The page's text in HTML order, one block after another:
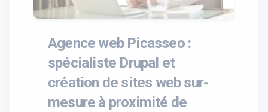
Agence web Picasseo :
spécialiste Drupal et
création de sites web sur-
mesure à proximité de